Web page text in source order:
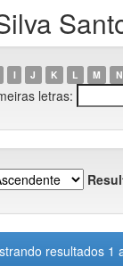
I J K L M N
letras:
resultados 1